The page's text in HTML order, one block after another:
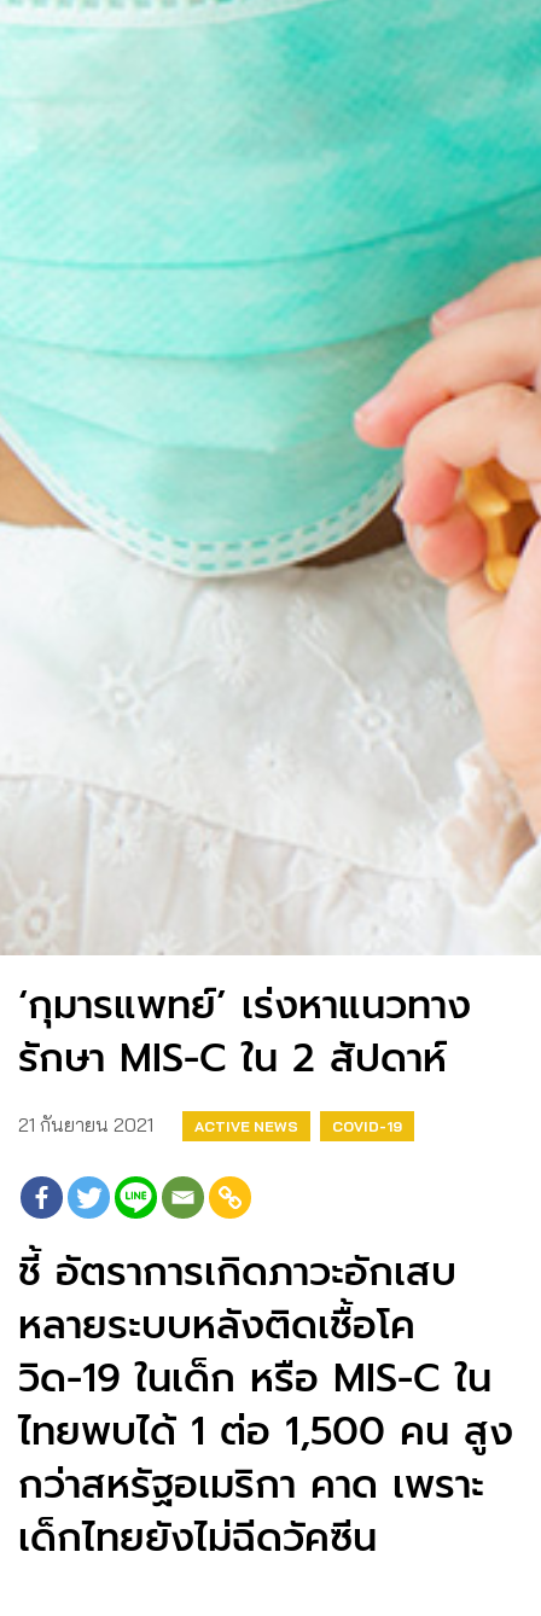
‘กุมารแพทย์’ เร่งหาแนวทาง
รักษา MIS-C ใน 2 สัปดาห์
21 กันยายน 2021 ACTIVE NEWS COVID-19
ชี้ อัตราการเกิดภาวะอักเสบ
หลายระบบหลังติดเชื้อโค
วิด-19 ในเด็ก หรือ MIS-C ใน
ไทยพบได้ 1 ต่อ 1,500 คน สูง
กว่าสหรัฐอเมริกา คาด เพราะ
เด็กไทยยังไม่ฉีดวัคซีน